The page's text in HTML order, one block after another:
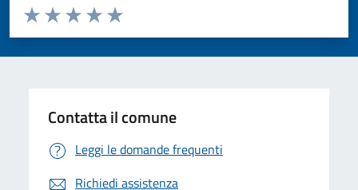
Valuta da 1 a 5 stelle la pagina
Valuta 5 stelle su 5
Valuta 4 stelle su 5
Valuta 3 stelle su 5
Valuta 2 stelle su 5
Valuta 1 stelle su 5
Contatta il comune
Leggi le domande frequenti
Richiedi assistenza